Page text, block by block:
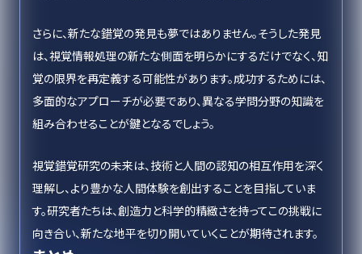
さらに、新たな錯覚の発見も夢ではありません。そうした発見
は、視覚情報処理の新たな側面を明らかにするだけでなく、知
覚の限界を再定義する可能性があります。成功するためには、
多面的なアプローチが必要であり、異なる学問分野の知識を
組み合わせることが鍵となるでしょう。
視覚錯覚研究の未来は、技術と人間の認知の相互作用を深く
理解し、より豊かな人間体験を創出することを目指していま
す。研究者たちは、創造力と科学的精緻さを持ってこの挑戦に
向き合い、新たな地平を切り開いていくことが期待されます。